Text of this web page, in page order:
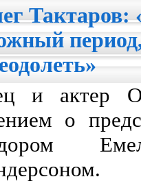
Тактаров:
и актер
о